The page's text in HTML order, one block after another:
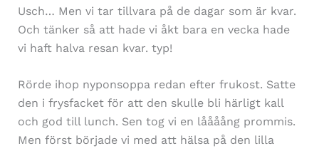
Usch… Men vi tar tillvara på de dagar som är kvar.
Och tänker så att hade vi åkt bara en vecka hade
vi haft halva resan kvar. typ!
Rörde ihop nyponsoppa redan efter frukost. Satte
den i frysfacket för att den skulle bli härligt kall
och god till lunch. Sen tog vi en låååång prommis.
Men först började vi med att hälsa på den lilla